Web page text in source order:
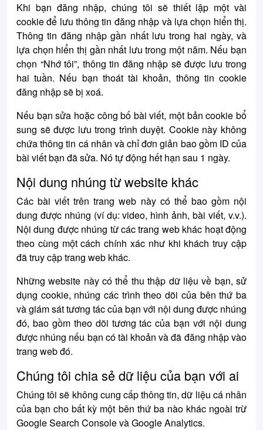
Khi bạn đăng nhập, chúng tôi sẽ thiết lập một vài
cookie để lưu thông tin đăng nhập và lựa chọn hiển thị.
Thông tin đăng nhập gần nhất lưu trong hai ngày, và
lựa chọn hiển thị gần nhất lưu trong một năm. Nếu bạn
chọn “Nhớ tôi”, thông tin đăng nhập sẽ được lưu trong
hai tuần. Nếu bạn thoát tài khoản, thông tin cookie
đăng nhập sẽ bị xoá.
Nếu bạn sửa hoặc công bố bài viết, một bản cookie bổ
sung sẽ được lưu trong trình duyệt. Cookie này không
chứa thông tin cá nhân và chỉ đơn giản bao gồm ID của
bài viết bạn đã sửa. Nó tự động hết hạn sau 1 ngày.
Nội dung nhúng từ website khác
Các bài viết trên trang web này có thể bao gồm nội
dung được nhúng (ví dụ: video, hình ảnh, bài viết, v.v.).
Nội dung được nhúng từ các trang web khác hoạt động
theo cùng một cách chính xác như khi khách truy cập
đã truy cập trang web khác.
Những website này có thể thu thập dữ liệu về bạn, sử
dụng cookie, nhúng các trình theo dõi của bên thứ ba
và giám sát tương tác của bạn với nội dung được nhúng
đó, bao gồm theo dõi tương tác của bạn với nội dung
được nhúng nếu bạn có tài khoản và đã đăng nhập vào
trang web đó.
Chúng tôi chia sẻ dữ liệu của bạn với ai
Chúng tôi sẽ không cung cấp thông tin, dữ liệu cá nhân
của bạn cho bất kỳ một bên thứ ba nào khác ngoài trừ
Google Search Console và Google Analytics.